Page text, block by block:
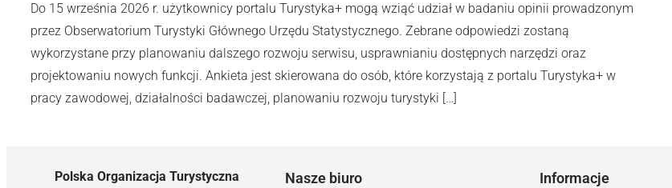
Do 15 września 2026 r. użytkownicy portalu Turystyka+ mogą wziąć udział w badaniu opinii prowadzonym
przez Obserwatorium Turystyki Głównego Urzędu Statystycznego. Zebrane odpowiedzi zostaną
wykorzystane przy planowaniu dalszego rozwoju serwisu, usprawnianiu dostępnych narzędzi oraz
projektowaniu nowych funkcji. Ankieta jest skierowana do osób, które korzystają z portalu Turystyka+ w
pracy zawodowej, działalności badawczej, planowaniu rozwoju turystyki […]
Polska Organizacja Turystyczna Nasze biuro Informacje